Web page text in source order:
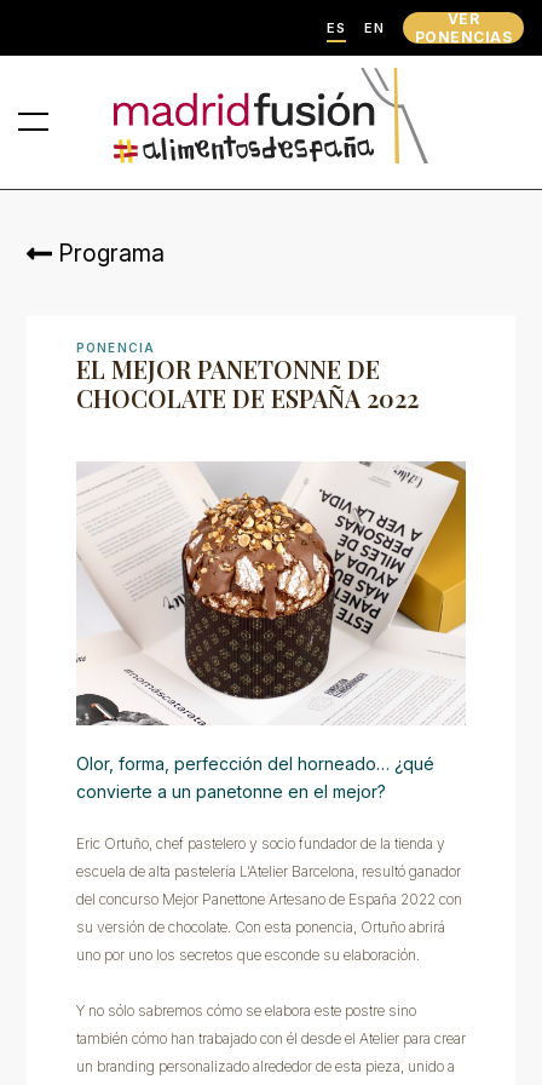
ES EN
VER
PONENCIAS
Programa
PONENCIA
EL MEJOR PANETONNE DE
CHOCOLATE DE ESPAÑA 2022
Olor, forma, perfección del horneado… ¿qué
convierte a un panetonne en el mejor?
Eric Ortuño, chef pastelero y socio fundador de la tienda y
escuela de alta pastelería L’Atelier Barcelona, resultó ganador
del concurso Mejor Panettone Artesano de España 2022 con
su versión de chocolate. Con esta ponencia, Ortuño abrirá
uno por uno los secretos que esconde su elaboración.
Y no sólo sabremos cómo se elabora este postre sino
también cómo han trabajado con él desde el Atelier para crear
un branding personalizado alrededor de esta pieza, unido a